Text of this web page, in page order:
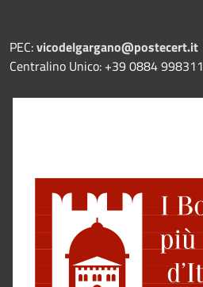
PEC:vicodelgargano@postecert.it
Centralino Unico: +39 0884 998311